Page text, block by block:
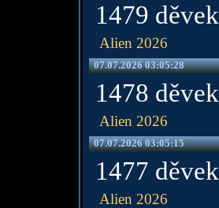
1479 děvek
Alien 2026
07.07.2026 03:05:28
1478 děvek
Alien 2026
07.07.2026 03:05:15
1477 děvek
Alien 2026